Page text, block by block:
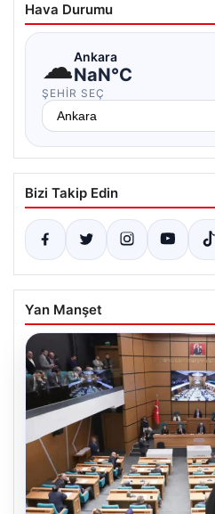
Hava Durumu
☁Ankara
NaN°C
ŞEHIR SEÇ
Bizi Takip Edin
Yan Manşet